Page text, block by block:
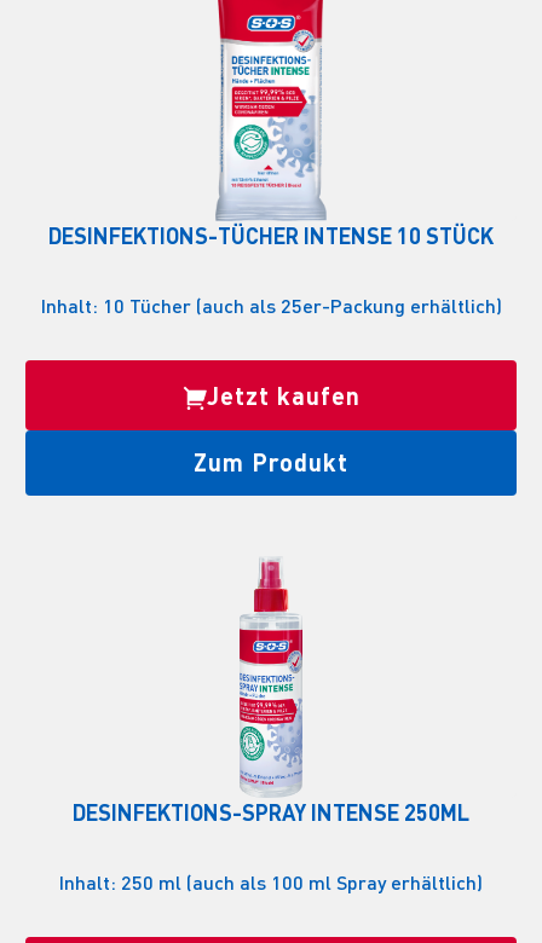
DESINFEKTIONS-TÜCHER INTENSE 10 STÜCK
Inhalt: 10 Tücher (auch als 25er-Packung erhältlich)
Jetzt kaufen
Zum Produkt
DESINFEKTIONS-SPRAY INTENSE 250ML
Inhalt: 250 ml (auch als 100 ml Spray erhältlich)